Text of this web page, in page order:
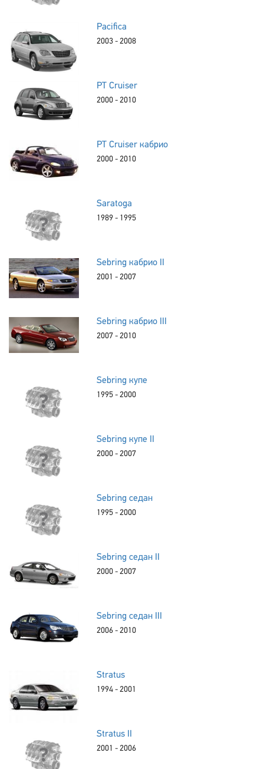
Pacifica
2003 - 2008
PT Cruiser
2000 - 2010
PT Cruiser кабрио
2000 - 2010
Saratoga
1989 - 1995
Sebring кабрио II
2001 - 2007
Sebring кабрио III
2007 - 2010
Sebring купе
1995 - 2000
Sebring купе II
2000 - 2007
Sebring седан
1995 - 2000
Sebring седан II
2000 - 2007
Sebring седан III
2006 - 2010
Stratus
1994 - 2001
Stratus II
2001 - 2006